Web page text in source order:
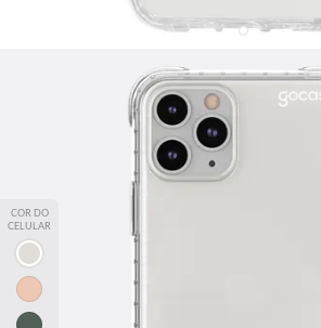
COR DO
CELULAR
Capinha para celular Clear Logo
💖 Proteção, qualidade e estampas que
Leve 2, Pague 1
— adicione 2
desconto é automático.
*Exceto modelos Silicone, Fascino e
iPhone